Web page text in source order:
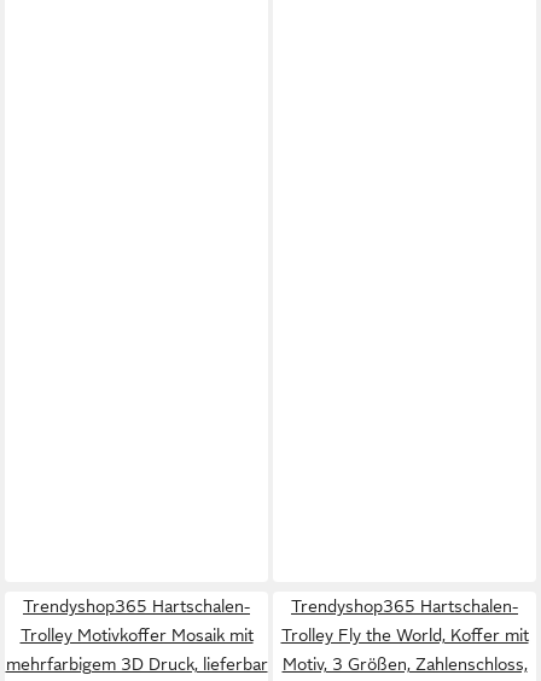
Trendyshop365 Hartschalen-
Trolley Motivkoffer Mosaik mit
mehrfarbigem 3D Druck, lieferbar
Trendyshop365 Hartschalen-
Trolley Fly the World, Koffer mit
Motiv, 3 Größen, Zahlenschloss,